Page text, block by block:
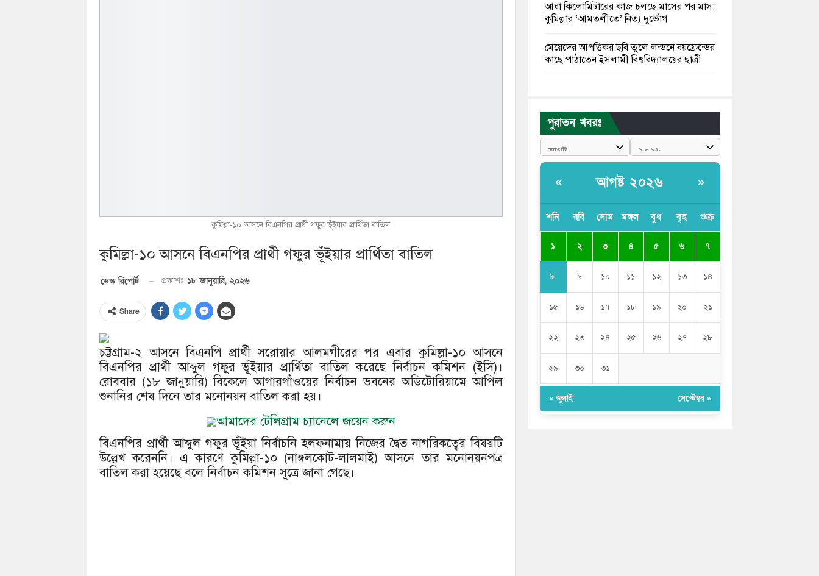
কুমিল্লা-১০ আসনে বিএনপির প্রার্থী গফুর ভূঁইয়ার প্রার্থিতা বাতিল
কুমিল্লা-১০ আসনে বিএনপির প্রার্থী গফুর ভূঁইয়ার প্রার্থিতা বাতিল
ডেস্ক রিপোর্ট প্রকাশঃ ১৮ জানুয়ারি, ২০২৬
Share
চট্টগ্রাম-২ আসনে বিএনপি প্রার্থী সরোয়ার আলমগীরের পর এবার কুমিল্লা-১০ আসনে
বিএনপির প্রার্থী আব্দুল গফুর ভূঁইয়ার প্রার্থিতা বাতিল করেছে নির্বাচন কমিশন (ইসি)।
রোববার (১৮ জানুয়ারি) বিকেলে আগারগাঁওয়ের নির্বাচন ভবনের অডিটোরিয়ামে আপিল
শুনানির শেষ দিনে তার মনোনয়ন বাতিল করা হয়।
আমাদের টেলিগ্রাম চ্যানেলে জয়েন করুন
বিএনপির প্রার্থী আব্দুল গফুর ভূঁইয়া নির্বাচনি হলফনামায় নিজের দ্বৈত নাগরিকত্বের বিষয়টি
উল্লেখ করেননি। এ কারণে কুমিল্লা-১০ (নাঙ্গলকোট-লালমাই) আসনে তার মনোনয়নপত্র
বাতিল করা হয়েছে বলে নির্বাচন কমিশন সূত্রে জানা গেছে।
আধা কিলোমিটারের কাজ চলছে মাসের পর মাস:
কুমিল্লার ‘আমতলীতে’ নিত্য দুর্ভোগ
মেয়েদের আপত্তিকর ছবি তুলে লন্ডনে বয়ফ্রেন্ডের
কাছে পাঠাতেন ইসলামী বিশ্ববিদ্যালয়ের ছাত্রী
পাঁচ দেশি মাছে মিলল মাইক্রোপ্লাস্টিক, সবচেয়ে
বেশি কই মাছে
দিলো সৌদি সরকার
ভারতের পূর্ব সীমান্তে এখন ‘আরেকটি পাকিস্তান’
গড়ে উঠেছে: সজীব ওয়াজেদ জয়
সাকিব আল হাসানের বাড়িতে আগুন, পেট্রলবোমা
বিস্ফোরণ
পুরাতন খবরঃ
« আগষ্ট ২০২৬ »
শনি রবি সোম মঙ্গল বুধ বৃহ শুক্র
১ ২ ৩ ৪ ৫ ৬ ৭
৮ ৯ ১০ ১১ ১২ ১৩ ১৪
১৫ ১৬ ১৭ ১৮ ১৯ ২০ ২১
২২ ২৩ ২৪ ২৫ ২৬ ২৭ ২৮
২৯ ৩০ ৩১
« জুলাই সেপ্টেম্বর »